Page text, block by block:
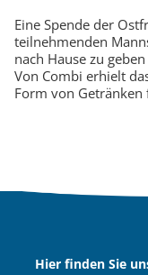
Eine Spende der
teilnehmenden
nach Hause zu
Von Combi erhielt
Form von Getränken
Hier finden Sie